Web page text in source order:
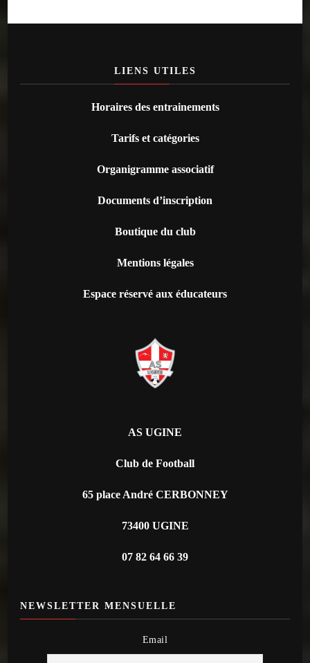
LIENS UTILES
Horaires des entrainements
Tarifs et catégories
Organigramme associatif
Documents d’inscription
Boutique du club
Mentions légales
Espace réservé aux éducateurs
AS UGINE
Club de Football
65 place André CERBONNEY
73400 UGINE
07 82 64 66 39
NEWSLETTER MENSUELLE
Email